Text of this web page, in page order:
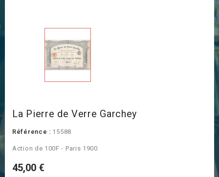
La Pierre de Verre Garchey
Référence : 15588
Action de 100F - Paris 1900
45,00 €